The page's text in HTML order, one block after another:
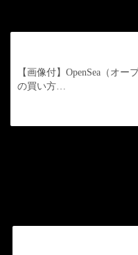
【画像付】OpenSea（オ
の買い方…